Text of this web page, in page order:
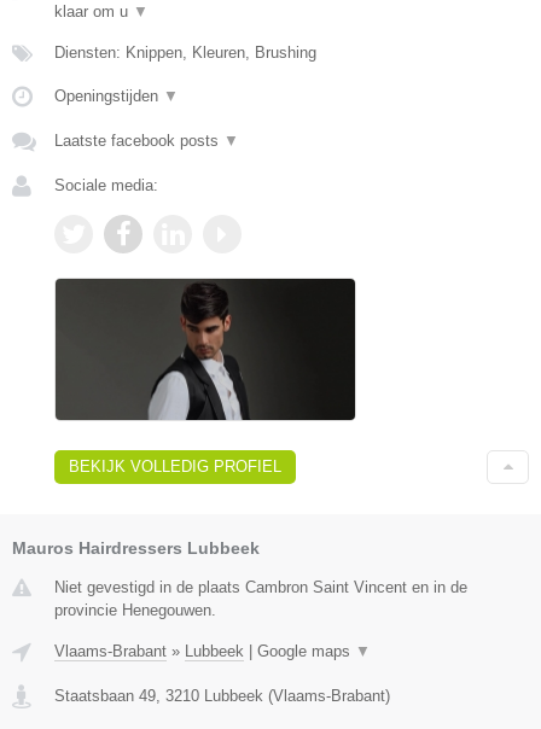
klaar om u ▼
Diensten: Knippen, Kleuren, Brushing
Openingstijden ▼
Laatste facebook posts ▼
Sociale media:
BEKIJK VOLLEDIG PROFIEL
Mauros Hairdressers Lubbeek
Niet gevestigd in de plaats Cambron Saint Vincent en in de
provincie Henegouwen.
Vlaams-Brabant » Lubbeek | Google maps ▼
Staatsbaan 49 3210 Lubbeek (Vlaams-Brabant)